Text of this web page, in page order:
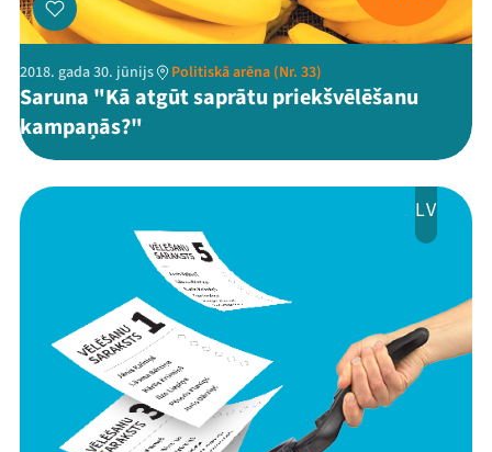
2018. gada 30. jūnijs Politiskā arēna (Nr. 33)
Saruna "Kā atgūt saprātu priekšvēlēšanu
kampaņās?"
LV